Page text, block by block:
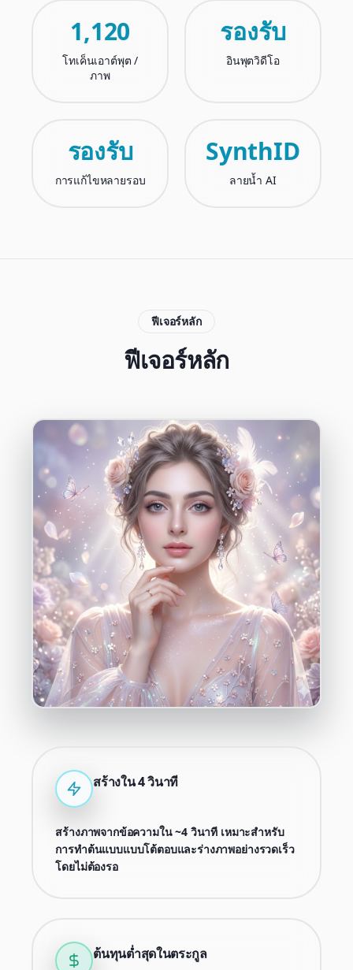
1,120
โทเค็นเอาต์พุต /
ภาพ
รองรับ
อินพุตวิดีโอ
รองรับ
การแก้ไขหลายรอบ
SynthID
ลายน้ำ AI
ฟีเจอร์หลัก
ฟีเจอร์หลัก
สร้างใน 4 วินาที
สร้างภาพจากข้อความใน ~4 วินาที เหมาะสำหรับ
การทำต้นแบบแบบโต้ตอบและร่างภาพอย่างรวดเร็ว
โดยไม่ต้องรอ
ต้นทุนต่ำสุดในตระกูล